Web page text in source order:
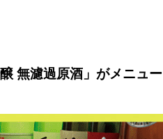
無濾過原酒」がメニュー